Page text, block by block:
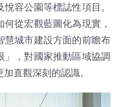
容公園等標誌性項目。
從宏觀藍圖化為現實，
慧城市建設方面的前瞻布
」，對國家推動區域協調
直觀深刻的認識。